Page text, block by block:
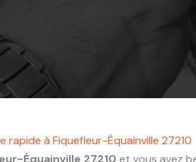
rapide à Fiquefleur-Équainville 27210
Équainville 27210 et vous avez